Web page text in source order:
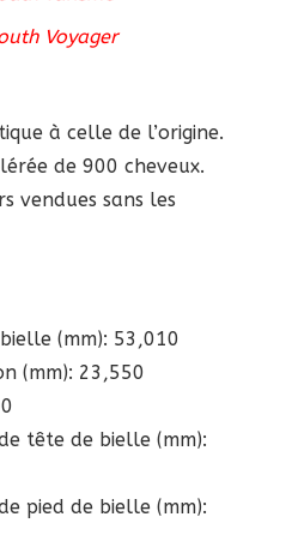
Voyager
à celle de l’origine.
de 900 cheveux.
vendues sans les
(mm): 53,010
(mm): 23,550
tête de bielle (mm):
pied de bielle (mm):